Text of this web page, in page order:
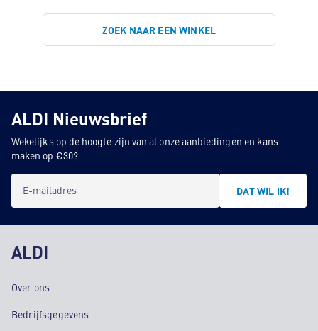
ZOEK NAAR EEN WINKEL
ALDI Nieuwsbrief
Wekelijks op de hoogte zijn van al onze aanbiedingen en kans
maken op €30?
E-mailadres DAT WIL IK!
ALDI
Over ons
Bedrijfsgegevens